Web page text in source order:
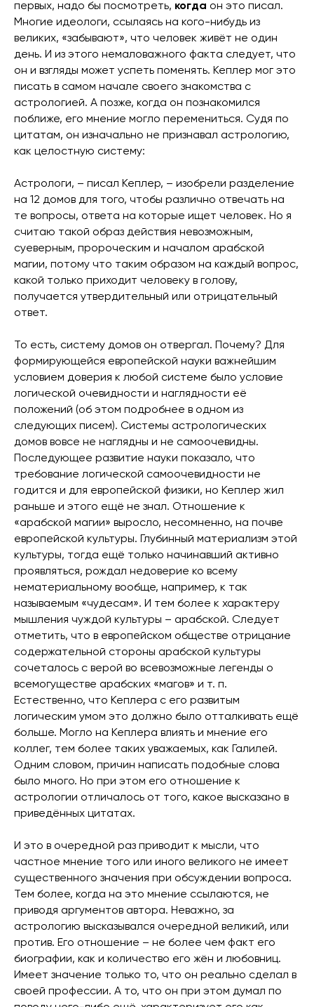
первых, надо бы посмотреть, когда он это писал.
Многие идеологи, ссылаясь на кого-нибудь из
великих, «забывают», что человек живёт не один
день. И из этого немаловажного факта следует, что
он и взгляды может успеть поменять. Кеплер мог это
писать в самом начале своего знакомства с
астрологией. А позже, когда он познакомился
поближе, его мнение могло перемениться. Судя по
цитатам, он изначально не признавал астрологию,
как целостную систему:
Астрологи, – писал Кеплер, – изобрели разделение
на 12 домов для того, чтобы различно отвечать на
те вопросы, ответа на которые ищет человек. Но я
считаю такой образ действия невозможным,
суеверным, пророческим и началом арабской
магии, потому что таким образом на каждый вопрос,
какой только приходит человеку в голову,
получается утвердительный или отрицательный
ответ.
То есть, систему домов он отвергал. Почему? Для
формирующейся европейской науки важнейшим
условием доверия к любой системе было условие
логической очевидности и наглядности её
положений (об этом подробнее в одном из
следующих писем). Системы астрологических
домов вовсе не наглядны и не самоочевидны.
Последующее развитие науки показало, что
требование логической самоочевидности не
годится и для европейской физики, но Кеплер жил
раньше и этого ещё не знал. Отношение к
«арабской магии» выросло, несомненно, на почве
европейской культуры. Глубинный материализм этой
культуры, тогда ещё только начинавший активно
проявляться, рождал недоверие ко всему
нематериальному вообще, например, к так
называемым «чудесам». И тем более к характеру
мышления чуждой культуры – арабской. Следует
отметить, что в европейском обществе отрицание
содержательной стороны арабской культуры
сочеталось с верой во всевозможные легенды о
всемогуществе арабских «магов» и т. п.
Естественно, что Кеплера с его развитым
логическим умом это должно было отталкивать ещё
больше. Могло на Кеплера влиять и мнение его
коллег, тем более таких уважаемых, как Галилей.
Одним словом, причин написать подобные слова
было много. Но при этом его отношение к
астрологии отличалось от того, какое высказано в
приведённых цитатах.
И это в очередной раз приводит к мысли, что
частное мнение того или иного великого не имеет
существенного значения при обсуждении вопроса.
Тем более, когда на это мнение ссылаются, не
приводя аргументов автора. Неважно, за
астрологию высказывался очередной великий, или
против. Его отношение – не более чем факт его
биографии, как и количество его жён и любовниц.
Имеет значение только то, что он реально сделал в
своей профессии. А то, что он при этом думал по